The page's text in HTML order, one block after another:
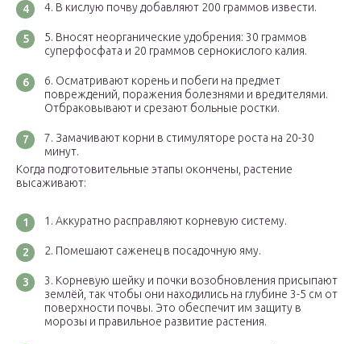
В кислую почву добавляют 200 граммов извести.
Вносят неорганические удобрения: 30 граммов
суперфосфата и 20 граммов сернокислого калия.
Осматривают корень и побеги на предмет
повреждений, поражения болезнями и вредителями.
Отбраковывают и срезают больные ростки.
Замачивают корни в стимуляторе роста на 20-30
минут.
Когда подготовительные этапы окончены, растение
высаживают:
Аккуратно расправляют корневую систему.
Помешают саженец в посадочную яму.
Корневую шейку и почки возобновления присыпают
землёй, так чтобы они находились на глубине 3-5 см от
поверхности почвы. Это обеспечит им защиту в
морозы и правильное развитие растения.